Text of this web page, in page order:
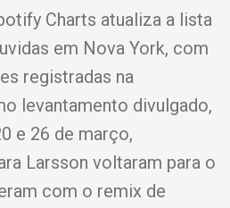
Charts atualiza a lista
em Nova York, com
registradas na
levantamento divulgado,
e 26 de março,
Larsson voltaram para o
com o remix de